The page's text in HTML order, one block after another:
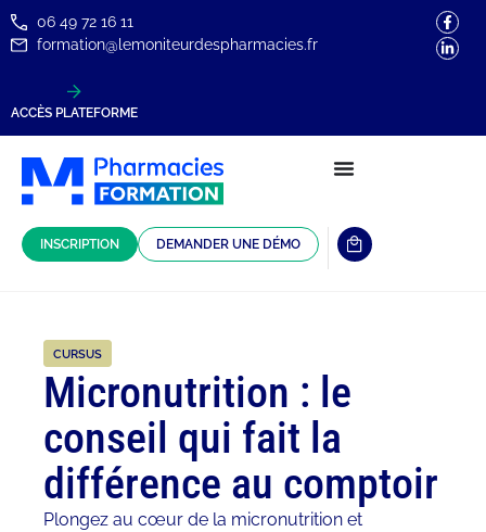
06 49 72 16 11
formation@lemoniteurdespharmacies.fr
ACCÈS PLATEFORME
INSCRIPTION DEMANDER UNE DÉMO
CURSUS
Micronutrition : le
conseil qui fait la
différence au comptoir
Plongez au cœur de la micronutrition et